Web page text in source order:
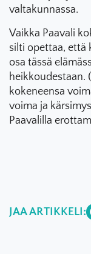
valtakunnassa.
Vaikka Paavali
silti opettaa, että
osa tässä
heikkoudestaan.
kokeneensa
voima ja
Paavalilla
JAA ARTIKKELI: